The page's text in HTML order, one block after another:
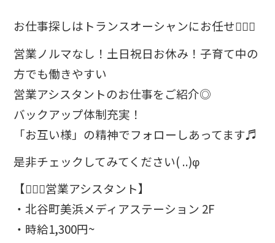
お仕事探しはトランスオーシャンにお任せ💁🏻‍♀️
営業ノルマなし！土日祝日お休み！子育て中の
方でも働きやすい
営業アシスタントのお仕事をご紹介◎
バックアップ体制充実！
「お互い様」の精神でフォローしあってます♬
是非チェックしてみてください( ..)φ
【🙋🏻‍♀️営業アシスタント】
・北谷町美浜メディアステーション 2F
・時給1,300円~